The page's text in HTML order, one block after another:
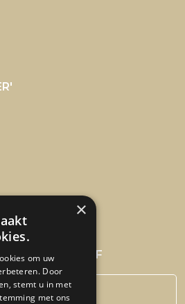
NIEUWSBRIEF
×
om uw
Door
stemt u in met
met ons